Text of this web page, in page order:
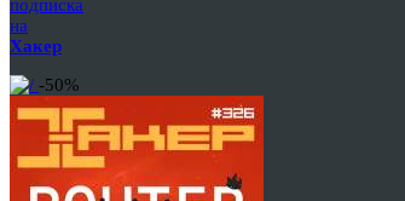
подписка
на
Хакер
-50%